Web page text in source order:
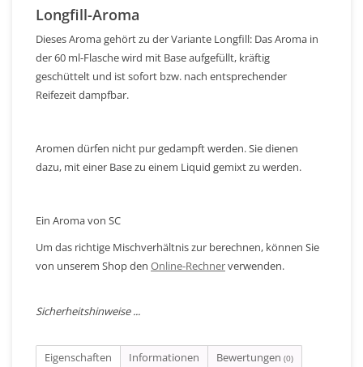
Longfill-Aroma
Dieses Aroma gehört zu der Variante Longfill: Das Aroma in
der 60 ml-Flasche wird mit Base aufgefüllt, kräftig
geschüttelt und ist sofort bzw. nach entsprechender
Reifezeit dampfbar.
Aromen dürfen nicht pur gedampft werden. Sie dienen
dazu, mit einer Base zu einem Liquid gemixt zu werden.
Ein Aroma von SC
Um das richtige Mischverhältnis zur berechnen, können Sie
von unserem Shop den Online-Rechnerverwenden.
Sicherheitshinweise ...
Eigenschaften Informationen Bewertungen (0)